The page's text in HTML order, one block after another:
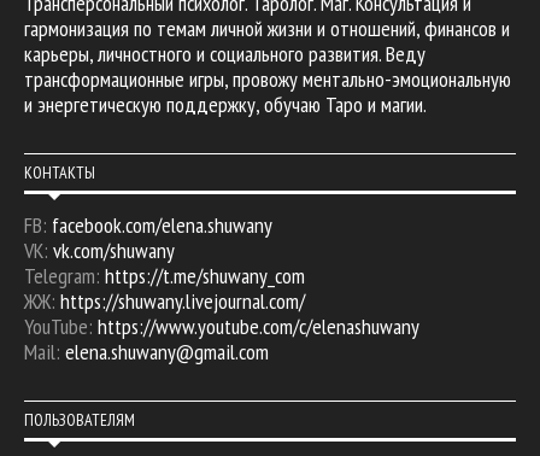
гармонизация по темам личной жизни и отношений, финансов и
карьеры, личностного и социального развития. Веду
трансформационные игры, провожу ментально-эмоциональную
и энергетическую поддержку, обучаю Таро и магии.
КОНТАКТЫ
FB: facebook.com/elena.shuwany
VK: vk.com/shuwany
Telegram: https://t.me/shuwany_com
ЖЖ: https://shuwany.livejournal.com/
YouTube: https://www.youtube.com/c/elenashuwany
Mail: elena.shuwany@gmail.com
ПОЛЬЗОВАТЕЛЯМ